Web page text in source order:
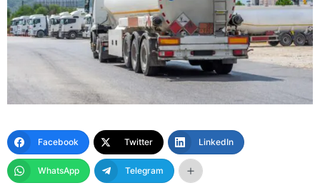
Facebook Twitter LinkedIn
WhatsApp Telegram